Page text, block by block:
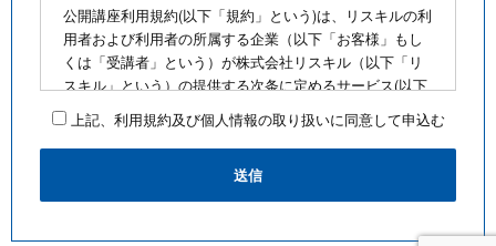
公開講座利用規約(以下「規約」という)は、リスキルの利
用者および利用者の所属する企業（以下「お客様」もし
くは「受講者」という）が株式会社リスキル（以下「リ
スキル」という）の提供する次条に定めるサービス(以下
「公開講座」という)を利用するにあたり、お客様に遵守
していただく事項を定めたものです。
■公開講座お申込みにあたって
・最少催行人数を満たさないなど合理的な事由がある場
とします
上記、利用規約及び個人情報の取り扱いに同意して申込む